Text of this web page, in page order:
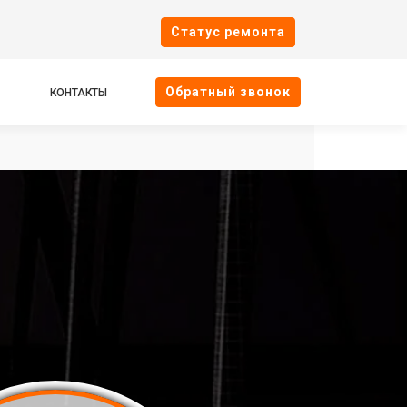
Cтатус ремонта
КОНТАКТЫ Oбратный звонок